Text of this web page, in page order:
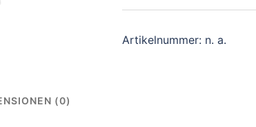
Menge
Artikelnummer: n. a.
(0)